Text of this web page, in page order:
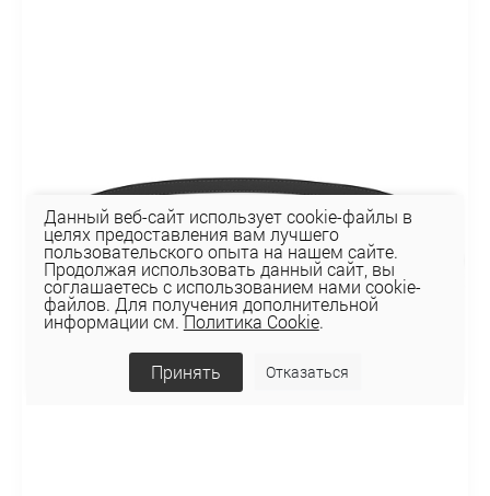
Данный веб-сайт использует cookie-файлы в
целях предоставления вам лучшего
пользовательского опыта на нашем сайте.
Продолжая использовать данный сайт, вы
соглашаетесь с использованием нами cookie-
файлов. Для получения дополнительной
информации см.Политика Cookie.
Принять Отказаться